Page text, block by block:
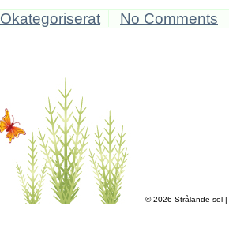
Okategoriserat No Comments
© 2026 Strålande sol |